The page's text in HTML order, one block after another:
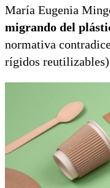
María Eugenia
migrando del
normativa
rígidos reutilizables)